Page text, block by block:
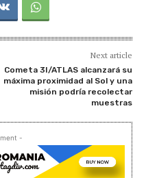
Next article
Cometa 3I/ATLAS alcanzará su
máxima proximidad al Sol y una
misión podría recolectar
muestras
-